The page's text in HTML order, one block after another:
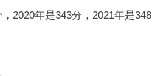
2020年是343分，2021年是348